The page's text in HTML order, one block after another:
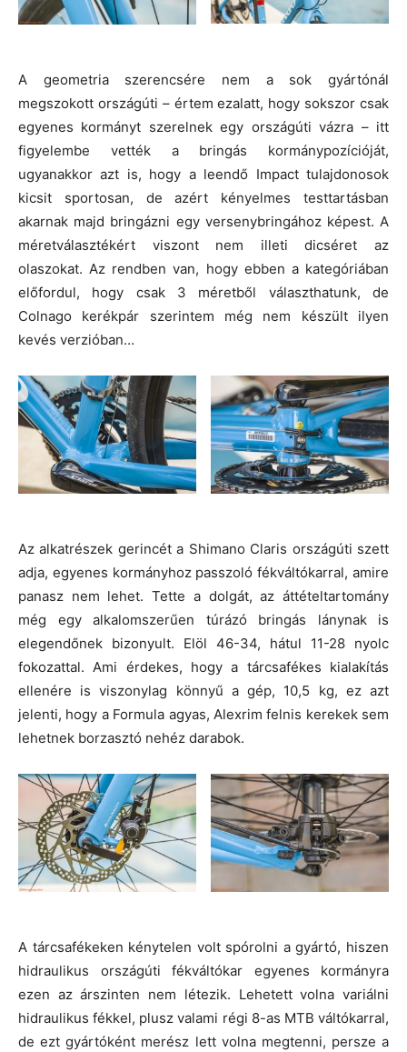
A geometria szerencsére nem a sok gyártónál
megszokott országúti – értem ezalatt, hogy sokszor csak
egyenes kormányt szerelnek egy országúti vázra – itt
figyelembe vették a bringás kormánypozícióját,
ugyanakkor azt is, hogy a leendő Impact tulajdonosok
kicsit sportosan, de azért kényelmes testtartásban
akarnak majd bringázni egy versenybringához képest. A
méretválasztékért viszont nem illeti dicséret az
olaszokat. Az rendben van, hogy ebben a kategóriában
előfordul, hogy csak 3 méretből választhatunk, de
Colnago kerékpár szerintem még nem készült ilyen
kevés verzióban…
Az alkatrészek gerincét a Shimano Claris országúti szett
adja, egyenes kormányhoz passzoló fékváltókarral, amire
panasz nem lehet. Tette a dolgát, az áttételtartomány
még egy alkalomszerűen túrázó bringás lánynak is
elegendőnek bizonyult. Elöl 46-34, hátul 11-28 nyolc
fokozattal. Ami érdekes, hogy a tárcsafékes kialakítás
ellenére is viszonylag könnyű a gép, 10,5 kg, ez azt
jelenti, hogy a Formula agyas, Alexrim felnis kerekek sem
lehetnek borzasztó nehéz darabok.
A tárcsafékeken kénytelen volt spórolni a gyártó, hiszen
hidraulikus országúti fékváltókar egyenes kormányra
ezen az árszinten nem létezik. Lehetett volna variálni
hidraulikus fékkel, plusz valami régi 8-as MTB váltókarral,
de ezt gyártóként merész lett volna megtenni, persze a